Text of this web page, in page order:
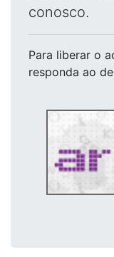
conosco.
Para liberar o
responda ao